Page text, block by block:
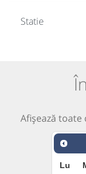
Statie
Afișează toate
Lu